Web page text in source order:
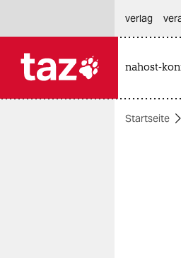
themen
verlag
nahost-
Startseite